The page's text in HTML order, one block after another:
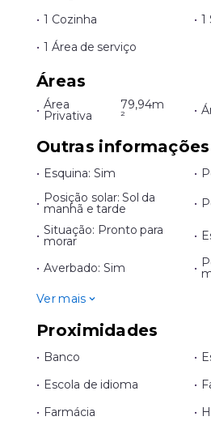
• 1 Cozinha • 1
• 1 Área de serviço
Áreas
• Área
Privativa
79,94m
² •
Outras informações
• Esquina: Sim •
• Posição solar: Sol da
manhã e tarde •
• Situação: Pronto para
morar •
• Averbado: Sim •
Ver mais
Proximidades
• Banco •
• Escola de idioma •
• Farmácia •